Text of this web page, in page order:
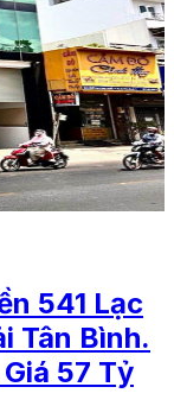
541 Lạc
Tân Bình.
57 Tỷ